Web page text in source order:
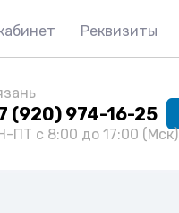
Реквизиты
(920) 974-16-25
ПТ с 8:00 до 17:00 (Мск)